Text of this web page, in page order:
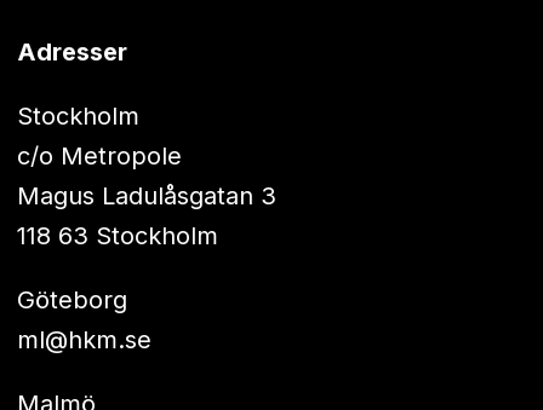
Adresser
Stockholm
c/o Metropole
Magus Ladulåsgatan 3
118 63 Stockholm
Göteborg
ml@hkm.se
Malmö